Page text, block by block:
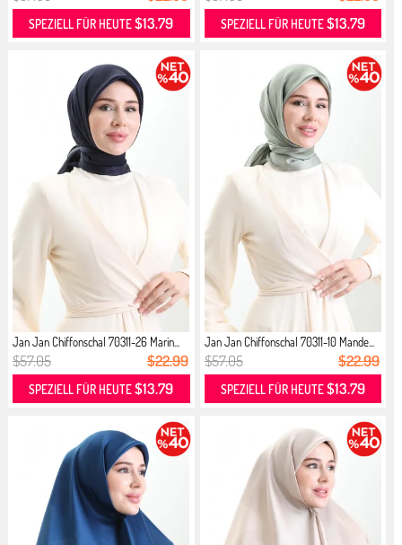
SPEZIELL FÜR HEUTE$13.79 SPEZIELL FÜR HEUTE$13.79
Jan Jan Chiffonschal 70311-26 Marin...
$57.05 $22.99
SPEZIELL FÜR HEUTE$13.79
Jan Jan Chiffonschal 70311-10 Mande...
$57.05 $22.99
SPEZIELL FÜR HEUTE$13.79